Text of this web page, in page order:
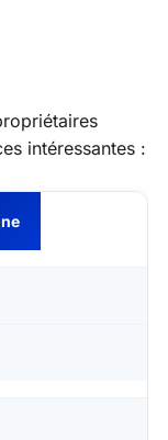
intéressantes :